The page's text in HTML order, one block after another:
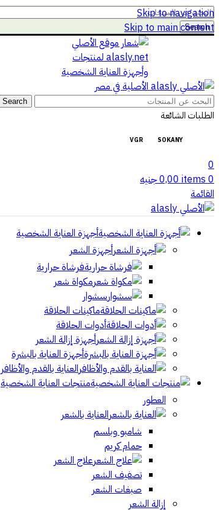
Skip to navigation
Skip to main content
Search
Search
الطلبات الشائعة
SOKANY
VGR
0
0
items
0,00جنيه
القائمة
أجهزة العناية الشخصية
أجهزة الشعر
فرشاة حرارية
مكواة شعر
سشوار
ماكينات الحلاقة
أدوات الحلاقة
أجهزة إزالة الشعر
أجهزة العناية بالبشرة
العناية بالقدم والأظافر
منتجات العناية الشخصية
العطور
العناية بالشعر
شامبو وبلسم
حمام كريم
علاج الشعر
تصفيف الشعر
صبغات الشعر
إزالة الشعر